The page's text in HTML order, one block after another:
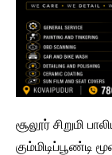
சூலூர் சிறுமி
கும்மிடிப்பூண்டி